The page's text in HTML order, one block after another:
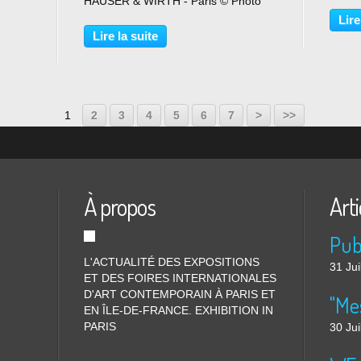
mars 2025 L’exposition de Hauser &
Wirth Paris « Francis Picabia. Éternel
Lire la suite
1 2 3 4 5 6 7 > >>
À propos
L'ACTUALITÉ DES EXPOSITIONS
ET DES FOIRES INTERNATIONALES
D'ART CONTEMPORAIN À PARIS ET
EN ÎLE-DE-FRANCE. EXHIBITION IN
PARIS
31
30